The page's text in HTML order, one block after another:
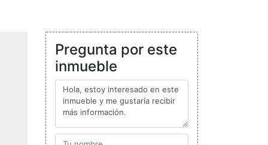
Pregunta por este
inmueble